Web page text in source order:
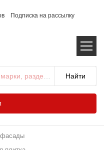
Подписка на рассылку
раздела...